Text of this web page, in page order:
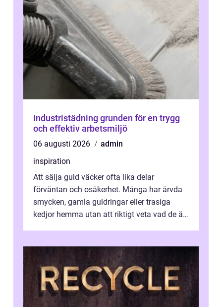
Industristädning grunden för en trygg
och effektiv arbetsmiljö
06 augusti 2026
admin
inspiration
Att sälja guld väcker ofta lika delar
förväntan och osäkerhet. Många har ärvda
smycken, gamla guldringar eller trasiga
kedjor hemma utan att riktigt veta vad de är